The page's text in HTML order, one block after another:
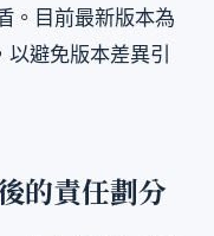
。目前最新版本為
避免版本差異引
的責任劃分